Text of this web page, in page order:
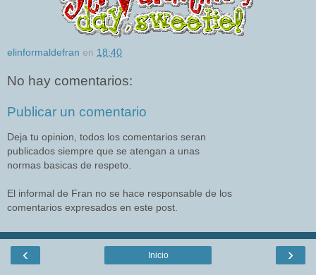
elinformaldefran en 18:40
No hay comentarios:
Publicar un comentario
Deja tu opinion, todos los comentarios seran
publicados siempre que se atengan a unas
normas basicas de respeto.
El informal de Fran no se hace responsable de los
comentarios expresados en este post.
‹ ›
Inicio